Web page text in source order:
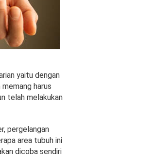
yaitu dengan
harus
telah melakukan
pergelangan
area tubuh ini
dicoba sendiri